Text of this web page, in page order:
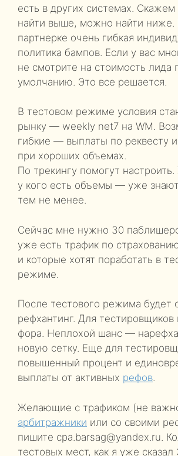
есть в других системах.
найти выше, можно найти ниже.
партнерке очень гибкая
политика бампов. Если у вас
не смотрите на стоимость лида
умолчанию. Это все решается.
В тестовом режиме условия
рынку — weekly net7 на WM.
гибкие — выплаты по реквесту
при хороших объемах.
По трекингу помогут
у кого есть объемы — уже
тем не менее.
Сейчас мне нужно 30
уже есть трафик по
и которые хотят поработать в
режиме.
После тестового режима будет
рефхантинг. Для тестировщиков
фора. Неплохой шанс —
новую сетку. Еще для
повышенный процент и
выплаты от активных рефов.
Желающие с трафиком (не
арбитражники или со своими
пишите cpa.barsag@yandex.ru .
тестовых мест, как я уже сказал